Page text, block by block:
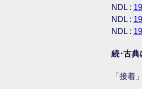
NDL :
NDL :
NDL :
続･古典
「接着